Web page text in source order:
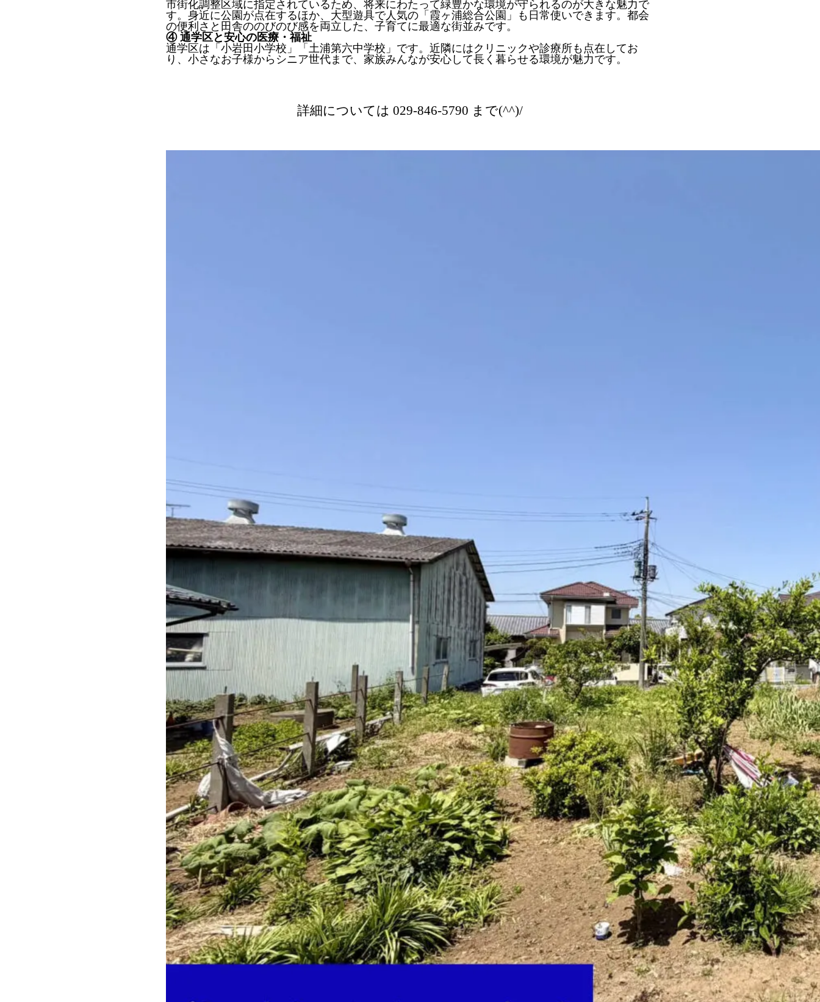
市街化調整区域に指定されているため、将来にわたって緑豊かな環境が守られるのが大きな魅力で
す。身近に公園が点在するほか、大型遊具で人気の「霞ヶ浦総合公園」も日常使いできます。都会
の便利さと田舎ののびのび感を両立した、子育てに最適な街並みです。
④ 通学区と安心の医療・福祉
通学区は「小岩田小学校」「土浦第六中学校」です。近隣にはクリニックや診療所も点在してお
り、小さなお子様からシニア世代まで、家族みんなが安心して長く暮らせる環境が魅力です。
詳細については 029-846-5790 まで(^^)/